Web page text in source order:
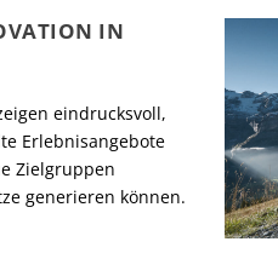
IN
eindrucksvoll,
Erlebnisangebote
Zielgruppen
generieren können.